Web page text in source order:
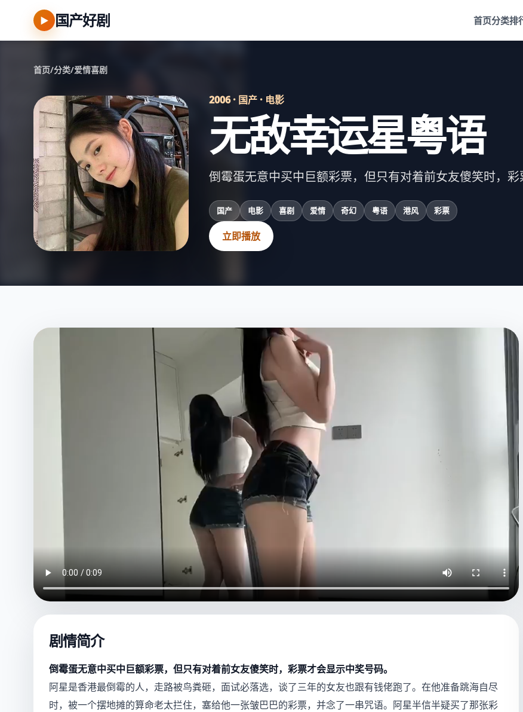
▶ 国产好剧 首页分类排
首页/分类/爱情喜剧
2006 · 国产 · 电影
无敌幸运星粤语
倒霉蛋无意中买中巨额彩票，但只有对着前女友傻笑时，彩
国产 电影 喜剧 爱情 奇幻 粤语 港风 彩票
立即播放
剧情简介
倒霉蛋无意中买中巨额彩票，但只有对着前女友傻笑时，彩票才会显示中奖号码。
阿星是香港最倒霉的人，走路被鸟粪砸，面试必落选，谈了三年的女友也跟有钱佬跑了。在他准备跳海自尽
时，被一个摆地摊的算命老太拦住，塞给他一张皱巴巴的彩票，并念了一串咒语。阿星半信半疑买了那张彩